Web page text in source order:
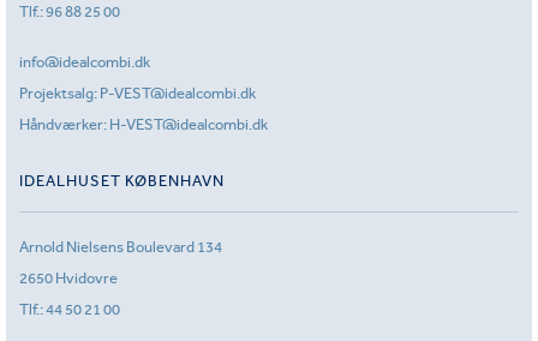
Tlf.:96 88 25 00
info@idealcombi.dk
Projektsalg: P-VEST@idealcombi.dk
Håndværker: H-VEST@idealcombi.dk
IDEALHUSET KØBENHAVN
Arnold Nielsens Boulevard 134
2650 Hvidovre
Tlf.:44 50 21 00